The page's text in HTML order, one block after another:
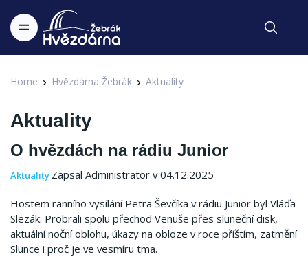
Home Hvězdárna Žebrák Aktuality
Aktuality
O hvězdách na rádiu Junior
Aktuality Zapsal Administrator v 04.12.2025
Hostem ranního vysílání Petra Ševčíka v rádiu Junior byl Vláďa
Slezák. Probrali spolu přechod Venuše přes sluneční disk,
aktuální noční oblohu, úkazy na obloze v roce příštím, zatmění
Slunce i proč je ve vesmíru tma.